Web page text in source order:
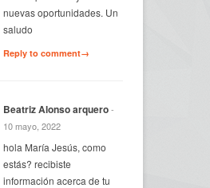
nuevas oportunidades. Un
saludo
Reply to comment→
Beatriz Alonso arquero-
10 mayo, 2022
hola María Jesús, como
estás? recibiste
información acerca de tu